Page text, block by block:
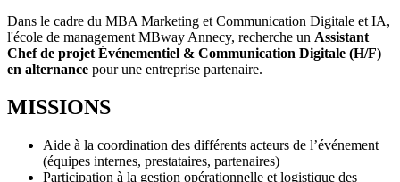
Dans le cadre du MBA Marketing et Communication Digitale et IA,
l'école de management MBway Annecy, recherche un Assistant
Chef de projet Événementiel & Communication Digitale (H/F)
en alternance pour une entreprise partenaire.
MISSIONS
Aide à la coordination des différents acteurs de l’événement
(équipes internes, prestataires, partenaires)
Participation à la gestion opérationnelle et logistique des